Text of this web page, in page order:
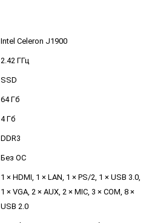
Intel Celeron J1900
2.42 ГГц
SSD
64 Гб
4 Гб
DDR3
Без ОС
1 × HDMI, 1 × LAN, 1 × PS/2, 1 × USB 3.0,
1 × VGA, 2 × AUX, 2 × MIC, 3 × COM, 8 ×
USB 2.0